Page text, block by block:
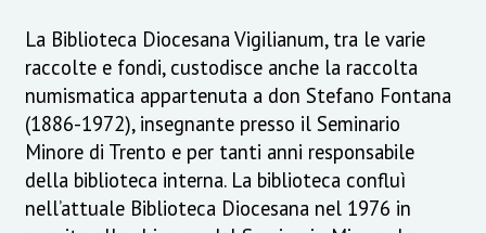
La Biblioteca Diocesana Vigilianum, tra le varie
raccolte e fondi, custodisce anche la raccolta
numismatica appartenuta a don Stefano Fontana
(1886-1972), insegnante presso il Seminario
Minore di Trento e per tanti anni responsabile
della biblioteca interna. La biblioteca confluì
nell’attuale Biblioteca Diocesana nel 1976 in